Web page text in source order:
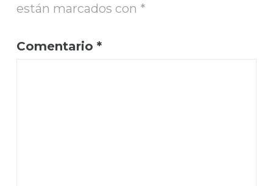
están marcados con *
Comentario *